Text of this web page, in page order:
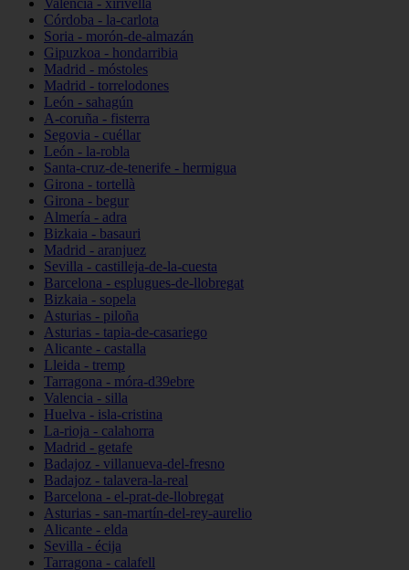
Valencia - xirivella
Córdoba - la-carlota
Soria - morón-de-almazán
Gipuzkoa - hondarribia
Madrid - móstoles
Madrid - torrelodones
León - sahagún
A-coruña - fisterra
Segovia - cuéllar
León - la-robla
Santa-cruz-de-tenerife - hermigua
Girona - tortellà
Girona - begur
Almería - adra
Bizkaia - basauri
Madrid - aranjuez
Sevilla - castilleja-de-la-cuesta
Barcelona - esplugues-de-llobregat
Bizkaia - sopela
Asturias - piloña
Asturias - tapia-de-casariego
Alicante - castalla
Lleida - tremp
Tarragona - móra-d39ebre
Valencia - silla
Huelva - isla-cristina
La-rioja - calahorra
Madrid - getafe
Badajoz - villanueva-del-fresno
Badajoz - talavera-la-real
Barcelona - el-prat-de-llobregat
Asturias - san-martín-del-rey-aurelio
Alicante - elda
Sevilla - écija
Tarragona - calafell